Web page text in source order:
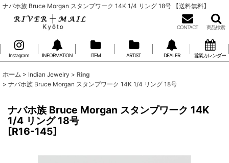
ナバホ族 Bruce Morgan スタンプワーク 14K 1/4 リング 18号 【送料無料】
CONTACT 商品検索
Instagram INFORMATION ITEM ARTIST DEALER 営業カレンダー
ホーム > Indian Jewelry > Ring
> ナバホ族 Bruce Morgan スタンプワーク 14K 1/4 リング 18号
ナバホ族 Bruce Morgan スタンプワーク 14K
1/4 リング 18号
[R16-145]